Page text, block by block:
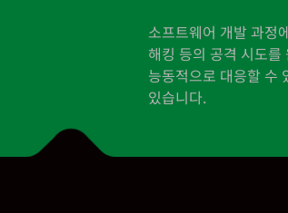
소프트웨어 개발 과정
해킹 등의 공격 시도를
능동적으로 대응할 수
있습니다.